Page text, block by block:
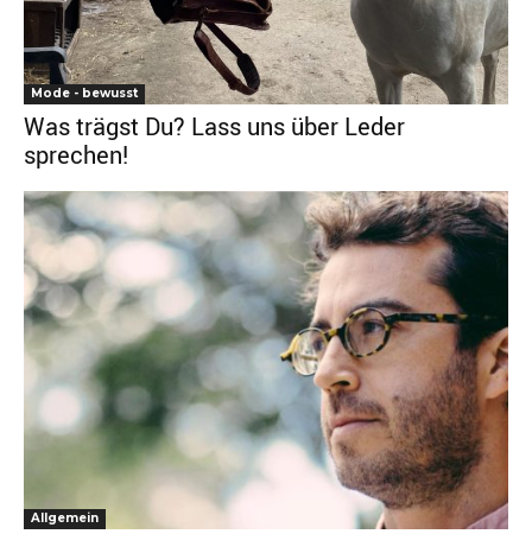
Mode - bewusst
Was trägst Du? Lass uns über Leder
sprechen!
Allgemein